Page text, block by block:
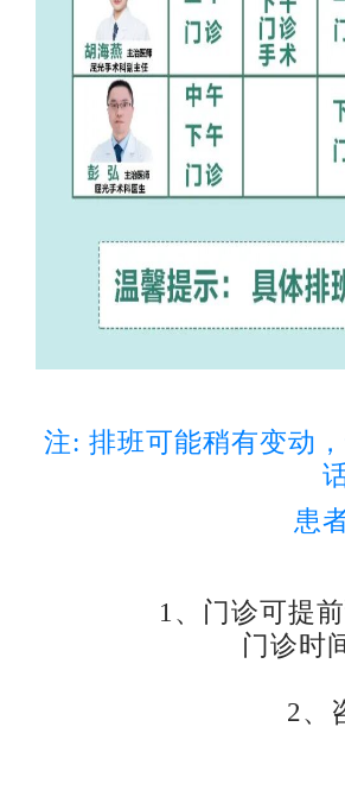
注: 排班可能稍有变动
患
1、门诊可提
门诊时
2、